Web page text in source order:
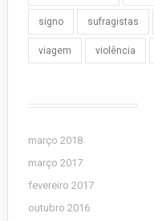
signo sufragistas
viagem violência
março 2018
março 2017
fevereiro 2017
outubro 2016